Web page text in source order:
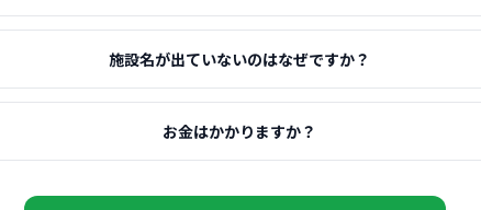
施設名が出ていないのはなぜですか？
お金はかかりますか？